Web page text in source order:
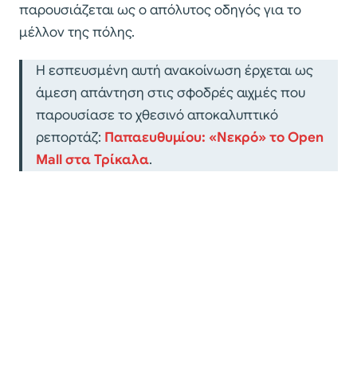
παρουσιάζεται ως ο απόλυτος οδηγός για το
μέλλον της πόλης.
Η εσπευσμένη αυτή ανακοίνωση έρχεται ως
άμεση απάντηση στις σφοδρές αιχμές που
παρουσίασε το χθεσινό αποκαλυπτικό
ρεπορτάζ: Παπαευθυμίου: «Νεκρό» το Open
Mall στα Τρίκαλα.